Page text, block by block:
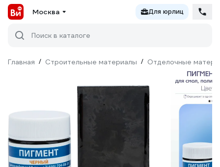
Москва Для юрлиц
Поиск в каталоге
Главная / Строительные материалы / Отделочные